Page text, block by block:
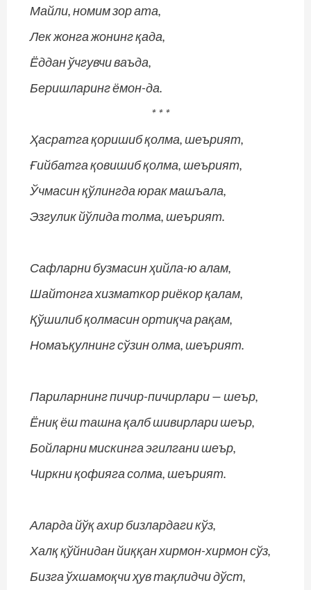
Майли, номим зор ата,
Лек жонга жонинг қада,
Ёддан ўчгувчи ваъда,
Беришларинг ёмон-да.
* * *
Ҳасратга қоришиб қолма, шеърият,
Ғийбатга қовишиб қолма, шеърият,
Ўчмасин қўлингда юрак машъала,
Эзгулик йўлида толма, шеърият.
Сафларни бузмасин ҳийла-ю алам,
Шайтонга хизматкор риёкор қалам,
Қўшилиб қолмасин ортиқча рақам,
Номаъқулнинг сўзин олма, шеърият.
Париларнинг пичир-пичирлари — шеър,
Ёниқ ёш ташна қалб шивирлари шеър,
Бойларни мискинга эгилгани шеър,
Чиркни қофияга солма, шеърият.
Аларда йўқ ахир бизлардаги кўз,
Халқ қўйнидан йиққан хирмон-хирмон сўз,
Бизга ўхшамоқчи ҳув тақлидчи дўст,